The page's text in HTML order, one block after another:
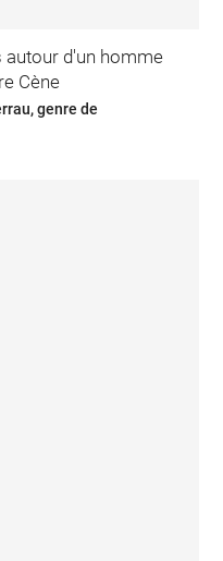
autour d'un homme
Cène
Fenzoni, Ferrau, genre de